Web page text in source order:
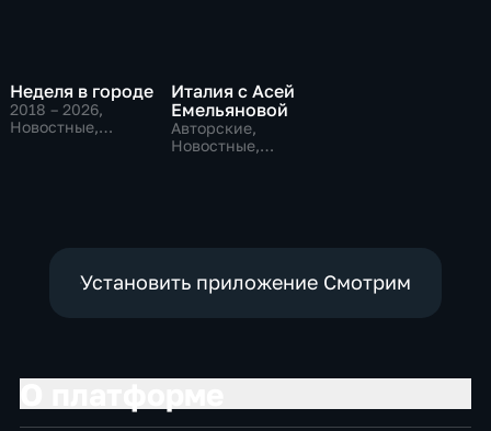
Неделя в городе
2018 – 2026,
Новостные,
Италия с Асей
Емельяновой
Авторские,
Новостные,
Установить приложение Смотрим